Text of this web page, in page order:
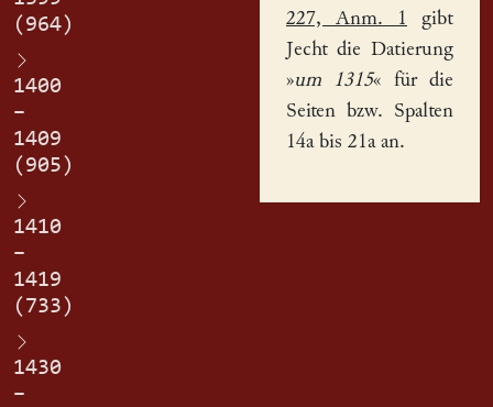
(964)
1400
–
1409
(905)
1410
–
1419
(733)
1430
–
227, Anm. 1
gibt
Jecht die Datierung
»um 1315« für die
Seiten bzw. Spalten
14a bis 21a an.